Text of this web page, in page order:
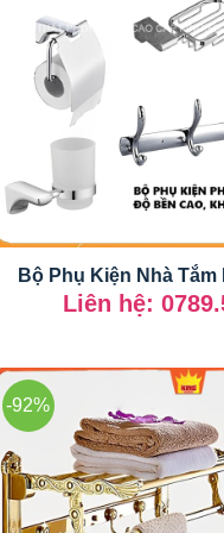
Bộ Phụ Kiện Nhà Tắm
Liên hệ:
-92%